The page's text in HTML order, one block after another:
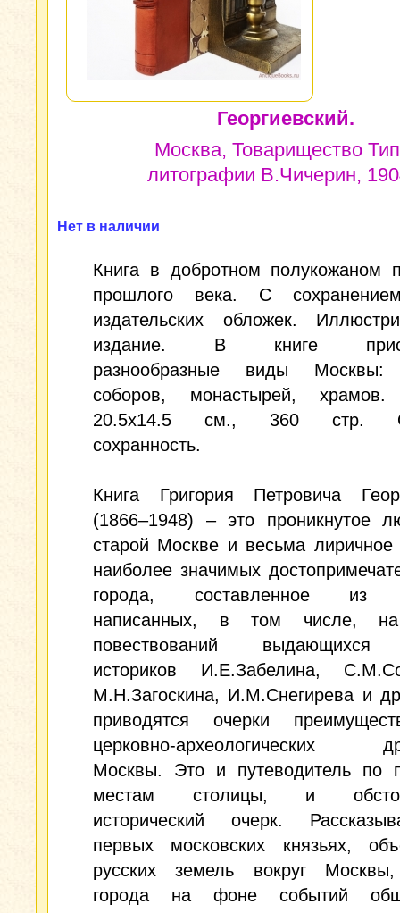
Георгиевский.
Москва, Товарищество
литографии В.Чичерин,
Нет в наличии
Книга в добротном полукожаном
прошлого века. С
издательских обложек.
издание. В книге
разнообразные виды Москвы:
соборов, монастырей,
20.5x14.5 см., 360 стр.
сохранность.
Книга Григория Петровича
(1866–1948) – это проникнутое
старой Москве и весьма лиричное
наиболее значимых
города, составленное из
написанных, в том числе,
повествований выдающихся
историков И.Е.Забелина,
М.Н.Загоскина, И.М.Снегирева и
приводятся очерки
церковно-археологических
Москвы. Это и путеводитель по
местам столицы, и
исторический очерк.
первых московских князьях,
русских земель вокруг
города на фоне событий